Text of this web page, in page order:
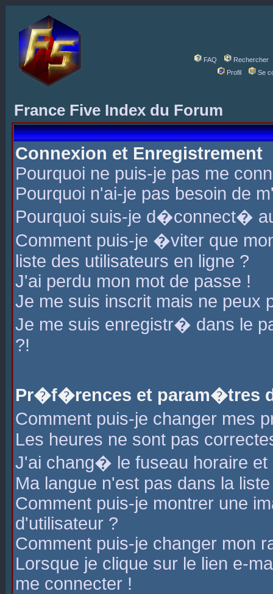
FAQ
Rechercher
Profil
Se
France Five Index du Forum
Connexion et Enregistrement
Pourquoi ne puis-je pas me
Pourquoi n'ai-je pas besoin de
Pourquoi suis-je d�connect�
Comment puis-je �viter que
liste des utilisateurs en ligne ?
J'ai perdu mon mot de passe !
Je me suis inscrit mais ne peux
Je me suis enregistr� dans le
?!
Pr�f�rences et param�tres
Comment puis-je changer mes
Les heures ne sont pas
J'ai chang� le fuseau horaire
Ma langue n'est pas dans la
Comment puis-je montrer une
d'utilisateur ?
Comment puis-je changer mon
Lorsque je clique sur le lien e-
me connecter !